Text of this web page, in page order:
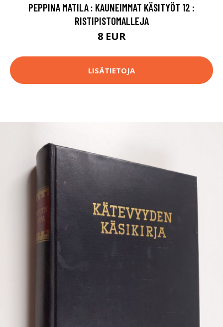
PEPPINA MATILA : KAUNEIMMAT KÄSITYÖT 12 :
RISTIPISTOMALLEJA
8 EUR
LISÄTIETOJA